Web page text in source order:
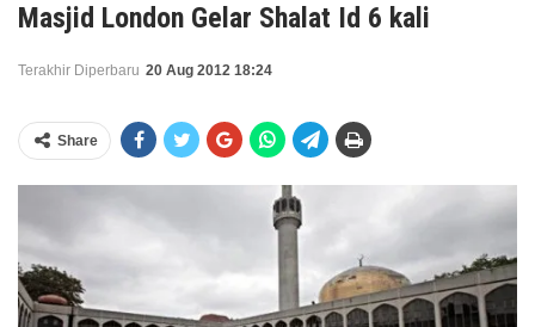
Masjid London Gelar Shalat Id 6 kali
Terakhir Diperbaru 20 Aug 2012 18:24
Share